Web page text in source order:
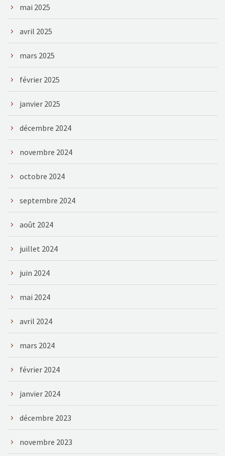
mai 2025
avril 2025
mars 2025
février 2025
janvier 2025
décembre 2024
novembre 2024
octobre 2024
septembre 2024
août 2024
juillet 2024
juin 2024
mai 2024
avril 2024
mars 2024
février 2024
janvier 2024
décembre 2023
novembre 2023